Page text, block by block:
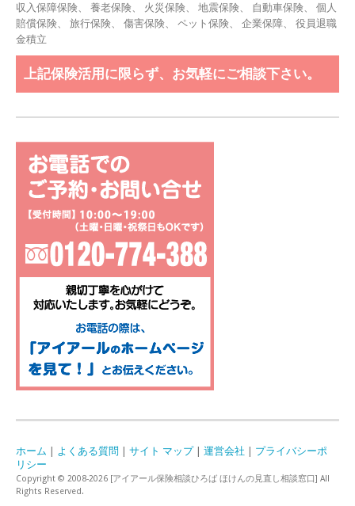
収入保障保険、 養老保険、 火災保険、 地震保険、 自動車保険、 個人
賠償保険、 旅行保険、 傷害保険、 ペット保険、 企業保障
役員退職
金積立
上記保険活用に限らず、お気軽にご相談下さい。
ホーム | よくある質問 | サイト マップ | 運営会社 | プライバシーポ
リシー
Copyright © 2008-2026 [アイアール保険相談ひろば ほけんの見直し相談窓口] All
Rights Reserved.